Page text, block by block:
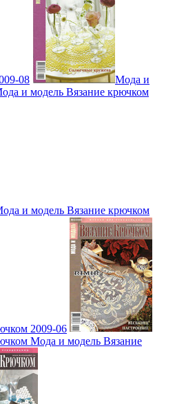
08
Мода и
и модель Вязание крючком
и модель Вязание крючком
2009-06
Мода и модель Вязание